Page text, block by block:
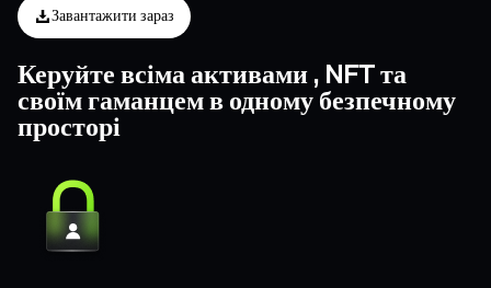
Завантажити зараз
Керуйте всіма активами , NFT та
своїм гаманцем в одному безпечному
просторі